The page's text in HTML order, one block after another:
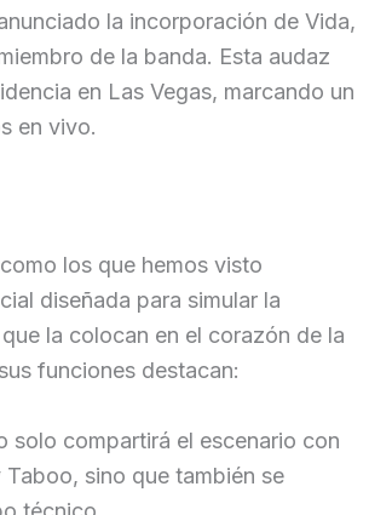
la incorporación de Vida,
de la banda. Esta audaz
en Las Vegas, marcando un
en vivo.
los que hemos visto
diseñada para simular la
la colocan en el corazón de la
funciones destacan:
solo compartirá el escenario con
sino que también se